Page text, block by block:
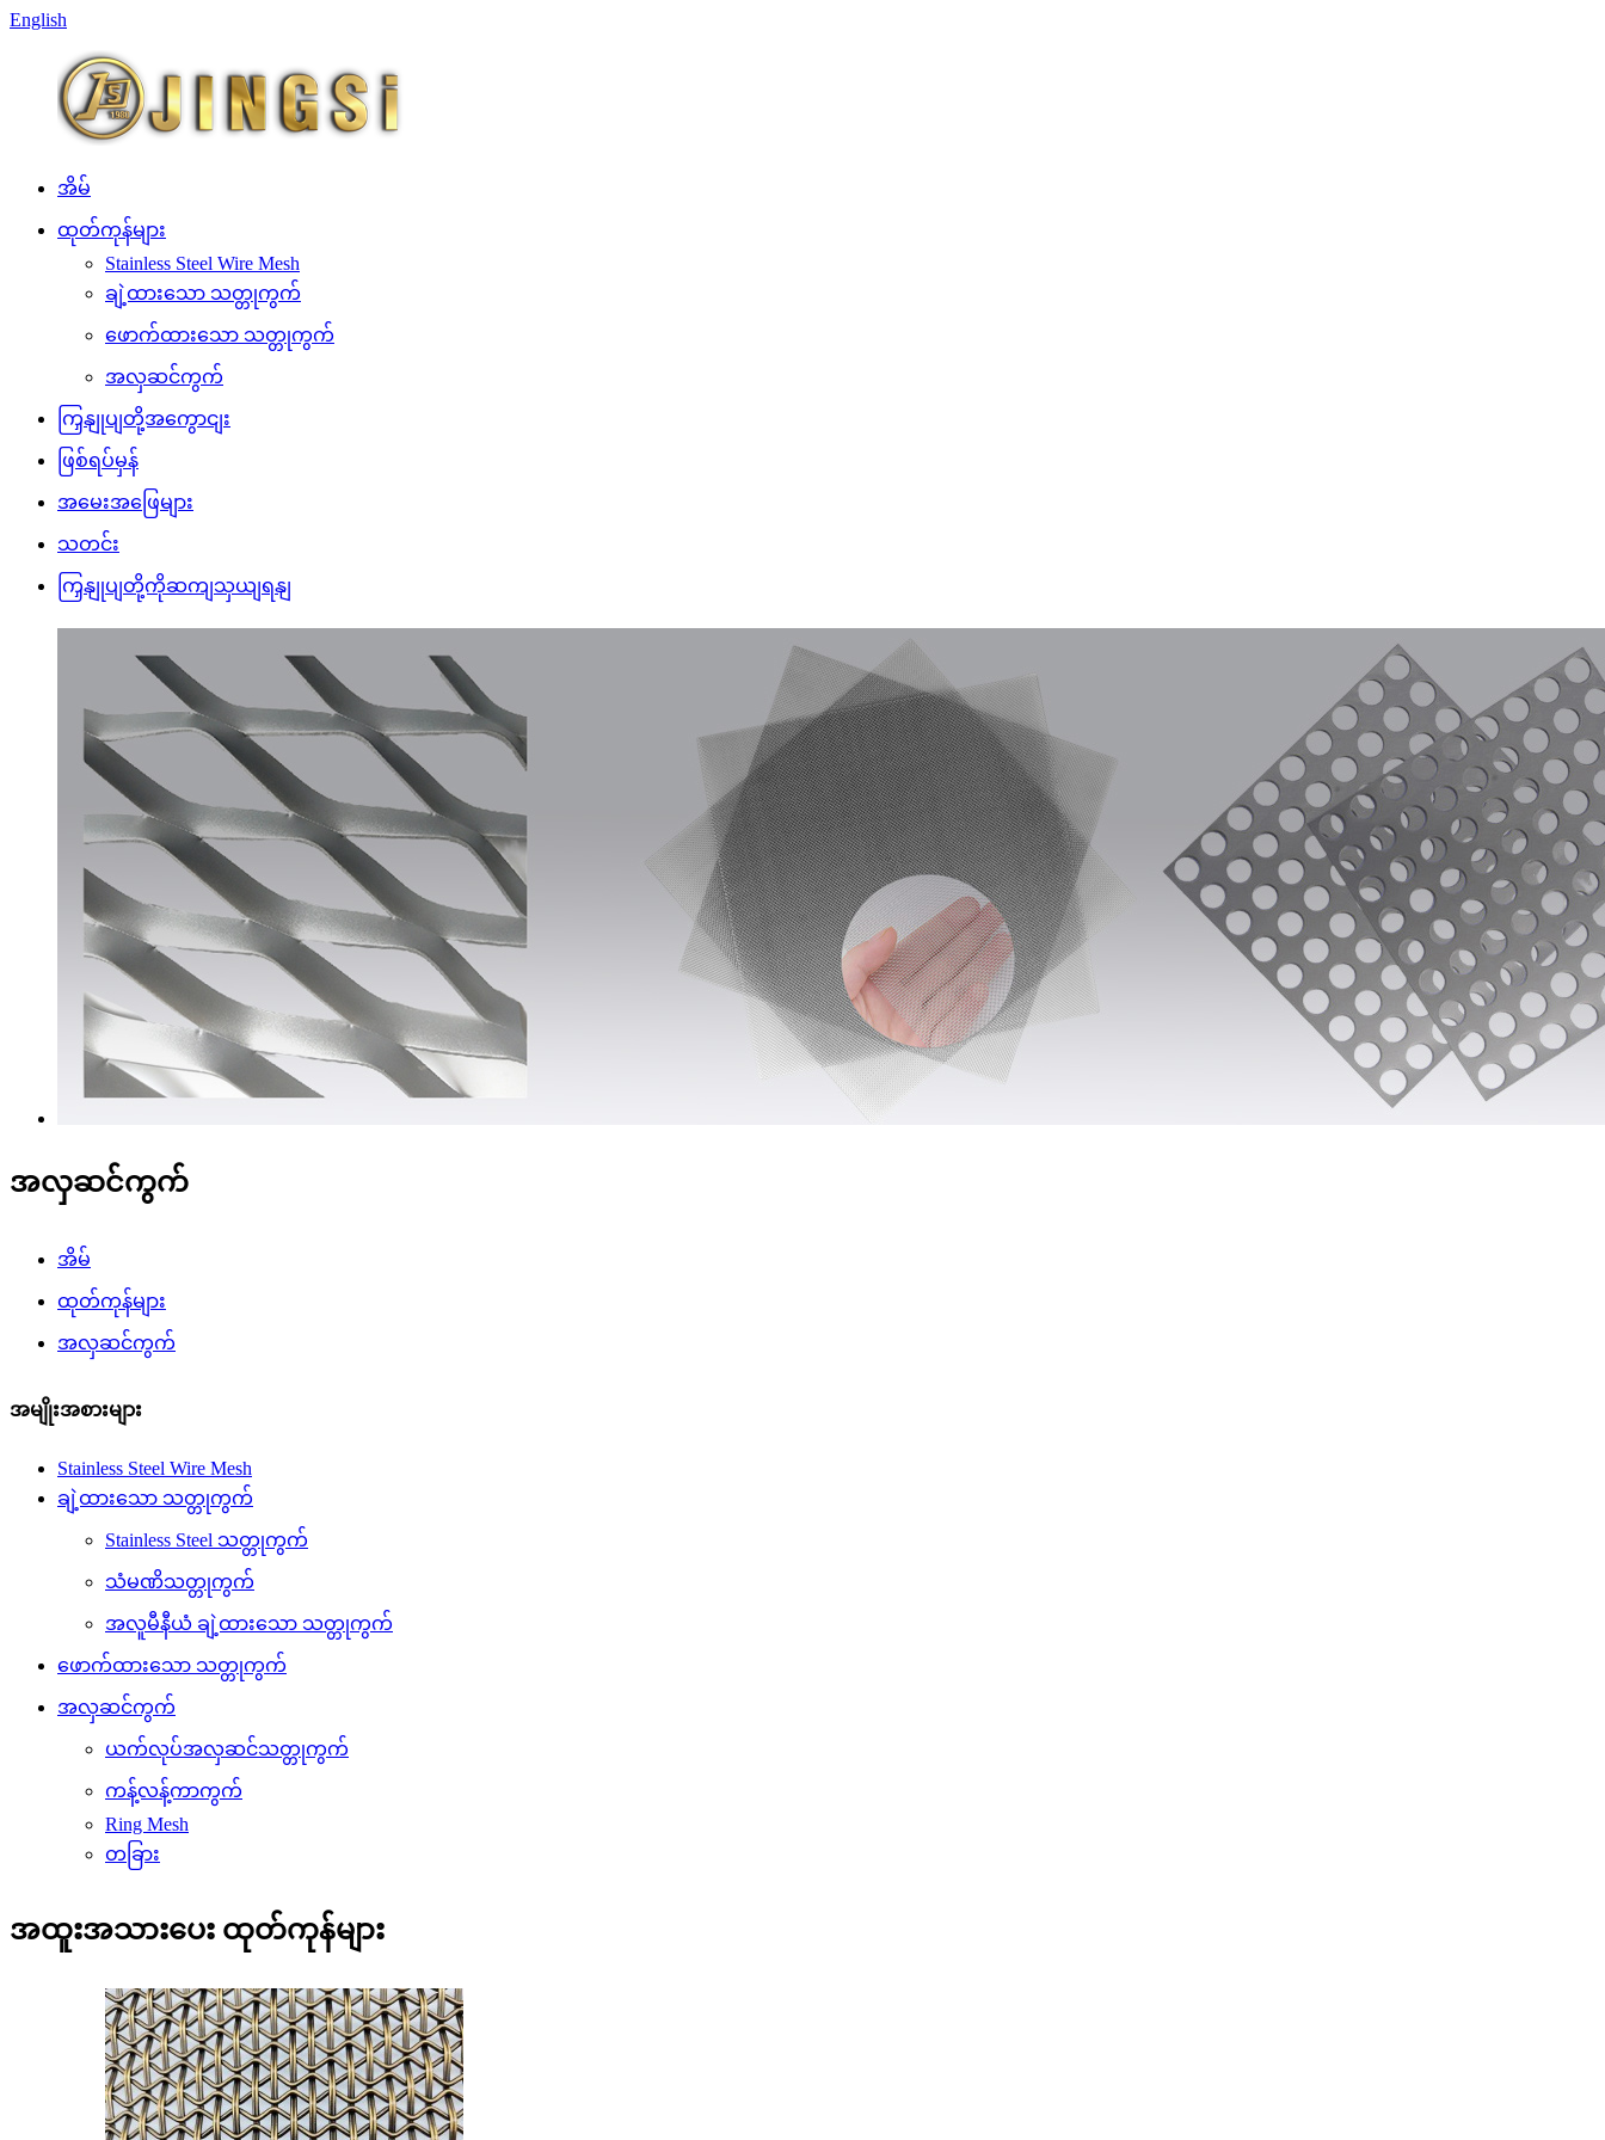
English
အိမ်
ထုတ်ကုန်များ
Stainless Steel Wire Mesh
ချဲ့ထားသော သတ္တုကွက်
ဖောက်ထားသော သတ္တုကွက်
အလှဆင်ကွက်
ကြှနျုပျတို့အကွောငျး
ဖြစ်ရပ်မှန်
အမေးအဖြေများ
သတင်း
ကြှနျုပျတို့ကိုဆကျသှယျရနျ
အလှဆင်ကွက်
အိမ်
ထုတ်ကုန်များ
အလှဆင်ကွက်
အမျိုးအစားများ
Stainless Steel Wire Mesh
ချဲ့ထားသော သတ္တုကွက်
Stainless Steel သတ္တုကွက်
သံမဏိသတ္တုကွက်
အလူမီနီယံ ချဲ့ထားသော သတ္တုကွက်
ဖောက်ထားသော သတ္တုကွက်
အလှဆင်ကွက်
ယက်လုပ်အလှဆင်သတ္တုကွက်
ကန့်လန့်ကာကွက်
Ring Mesh
တခြား
အထူးအသားပေး ထုတ်ကုန်များ